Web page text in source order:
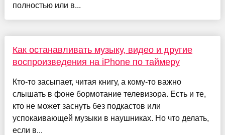
полностью или в...
Как останавливать музыку, видео и другие
воспроизведения на iPhone по таймеру
Кто-то засыпает, читая книгу, а кому-то важно
слышать в фоне бормотание телевизора. Есть и те,
кто не может заснуть без подкастов или
успокаивающей музыки в наушниках. Но что делать,
если в...